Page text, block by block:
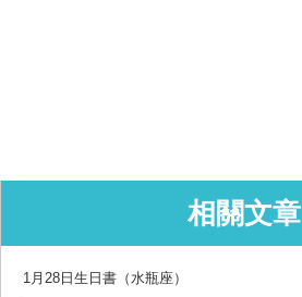
相關文章
1月28日生日書（水瓶座）